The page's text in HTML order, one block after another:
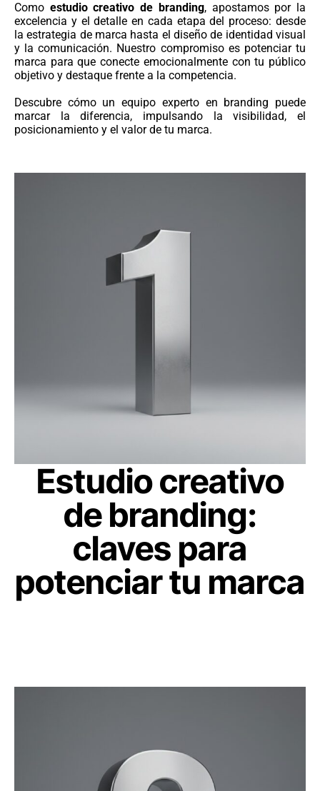
Como estudio creativo de branding, apostamos por la
excelencia y el detalle en cada etapa del proceso: desde
la estrategia de marca hasta el diseño de identidad visual
y la comunicación. Nuestro compromiso es potenciar tu
marca para que conecte emocionalmente con tu público
objetivo y destaque frente a la competencia.
Descubre cómo un equipo experto en branding puede
marcar la diferencia, impulsando la visibilidad, el
posicionamiento y el valor de tu marca.
Estudio creativo
de branding:
claves para
potenciar tu marca